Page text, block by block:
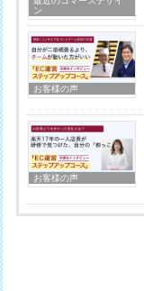
ン
お客様の声
お客様の声